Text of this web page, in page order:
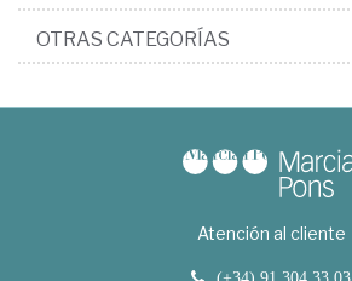
OTRAS CATEGORÍAS
Atención al cliente